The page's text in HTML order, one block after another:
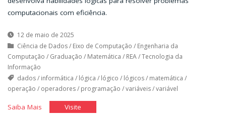
computacionais com eficiência.
12 de maio de 2025
Ciência de Dados/ Eixo de Computação / Engenharia da
Computação / Graduação / Matemática / REA/Tecnologia da
Informação
dados/ informática / lógica / lógico / lógicos/ matemática /
operação / operadores/ programação /variáveis/variável
Saiba Mais"Desenvolvendo
Visite"Desenvolvendo